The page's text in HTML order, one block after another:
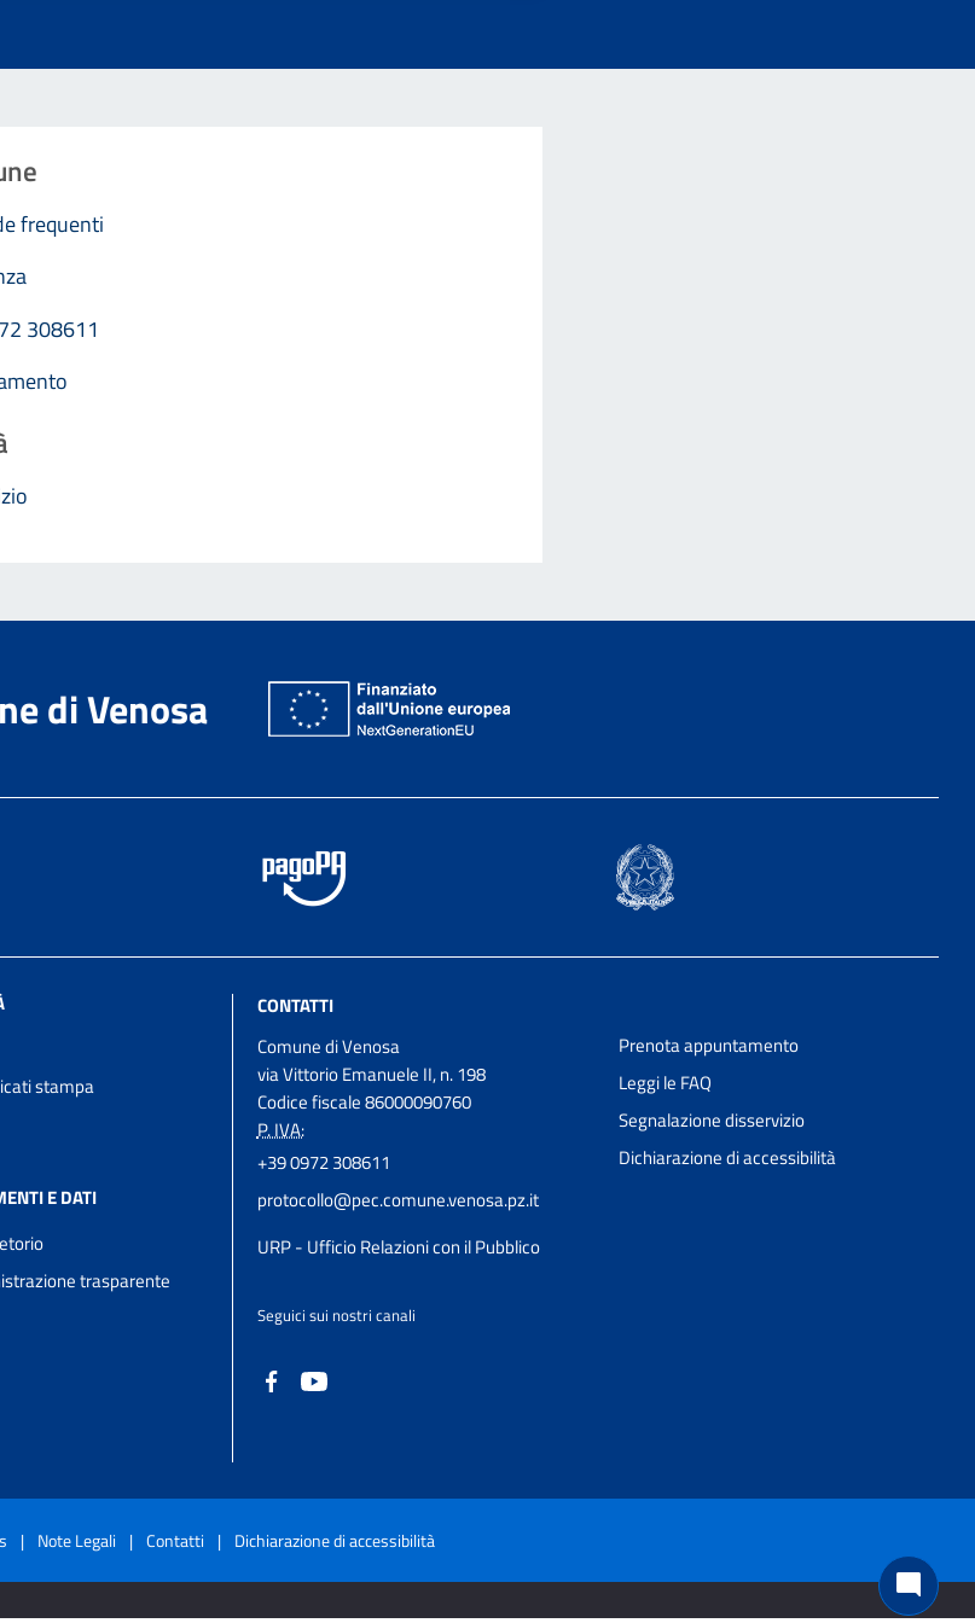
frequenti
308611
mode_comment
di Venosa
stampa
E DATI
trasparente
CONTATTI
Comune di Venosa
via Vittorio Emanuele II, n. 198
Codice fiscale 86000090760
P. IVA:
+39 0972 308611
protocollo@pec.comune.venosa.pz.it
URP - Ufficio Relazioni con il Pubblico
Seguici sui nostri canali
Prenota appuntamento
Leggi le FAQ
Segnalazione disservizio
Dichiarazione di accessibilità
| Note Legali | Contatti | Dichiarazione di accessibilità